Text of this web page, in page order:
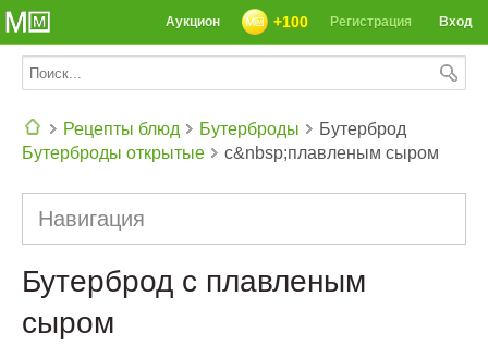
Вход
Регистрация
+100
Аукцион
Рецепты блюд
Бутерброды
Бутерброды открытые
Бутерброд
с&nbsp;плавленым сыром
Навигация
Бутерброд с плавленым
сыром